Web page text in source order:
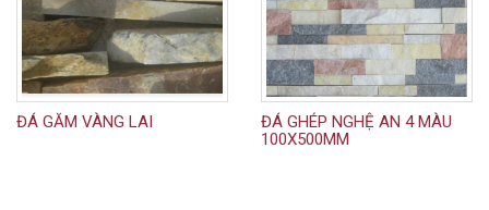
ĐÁ GĂM VÀNG LAI
ĐÁ GHÉP NGHỆ AN 4 MÀU
100X500MM